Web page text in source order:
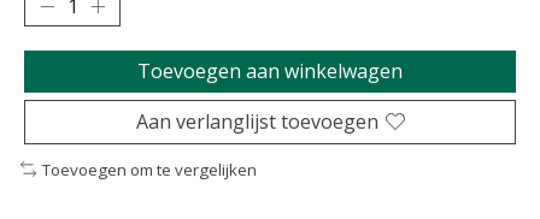
Toevoegen aan winkelwagen
Aan verlanglijst toevoegen
Toevoegen om te vergelijken